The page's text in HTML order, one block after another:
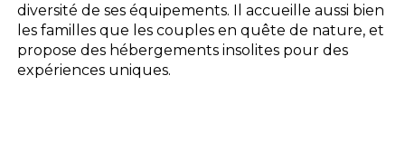
diversité de ses équipements. Il accueille aussi bien
les familles que les couples en quête de nature, et
propose des hébergements insolites pour des
expériences uniques.